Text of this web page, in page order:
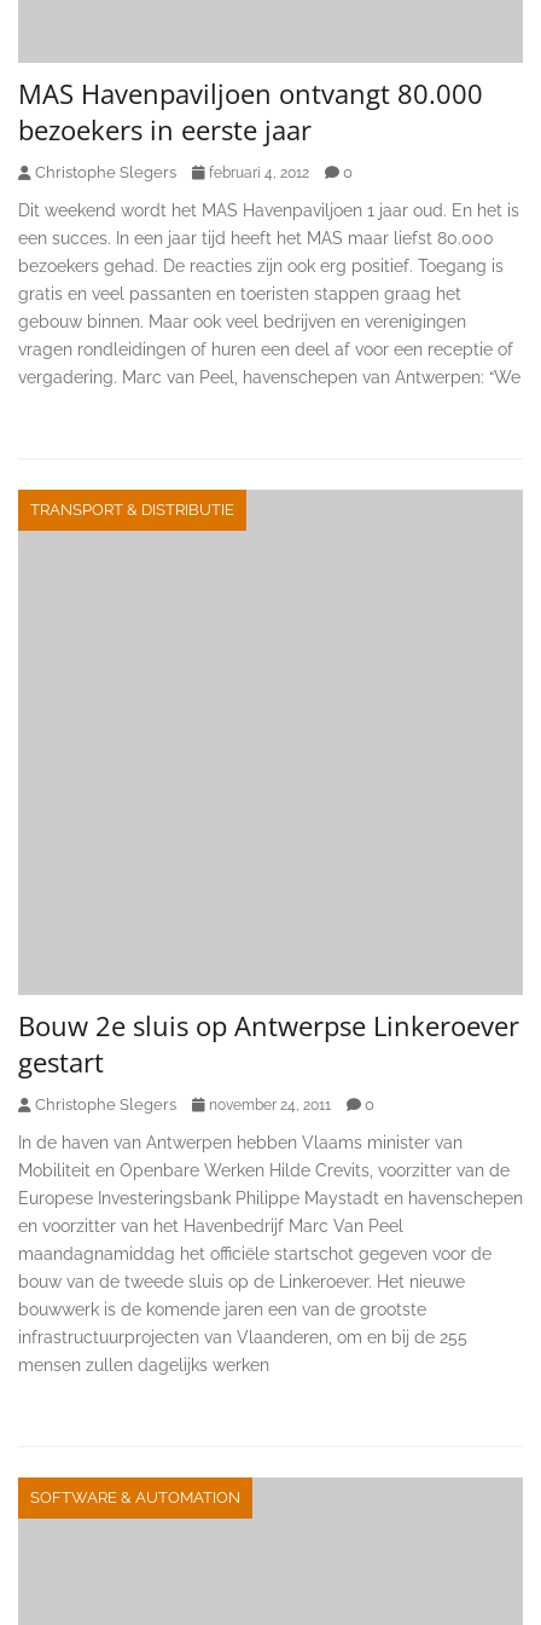
MAS Havenpaviljoen ontvangt 80.000
bezoekers in eerste jaar
Christophe Slegers februari 4, 2012 0
Dit weekend wordt het MAS Havenpaviljoen 1 jaar oud. En het is
een succes. In een jaar tijd heeft het MAS maar liefst 80.000
bezoekers gehad. De reacties zijn ook erg positief. Toegang is
gratis en veel passanten en toeristen stappen graag het
gebouw binnen. Maar ook veel bedrijven en verenigingen
vragen rondleidingen of huren een deel af voor een receptie of
vergadering. Marc van Peel, havenschepen van Antwerpen: “We
TRANSPORT & DISTRIBUTIE
Bouw 2e sluis op Antwerpse Linkeroever
gestart
Christophe Slegers november 24, 2011 0
In de haven van Antwerpen hebben Vlaams minister van
Mobiliteit en Openbare Werken Hilde Crevits, voorzitter van de
Europese Investeringsbank Philippe Maystadt en havenschepen
en voorzitter van het Havenbedrijf Marc Van Peel
maandagnamiddag het officiële startschot gegeven voor de
bouw van de tweede sluis op de Linkeroever. Het nieuwe
bouwwerk is de komende jaren een van de grootste
infrastructuurprojecten van Vlaanderen, om en bij de 255
mensen zullen dagelijks werken
SOFTWARE & AUTOMATION